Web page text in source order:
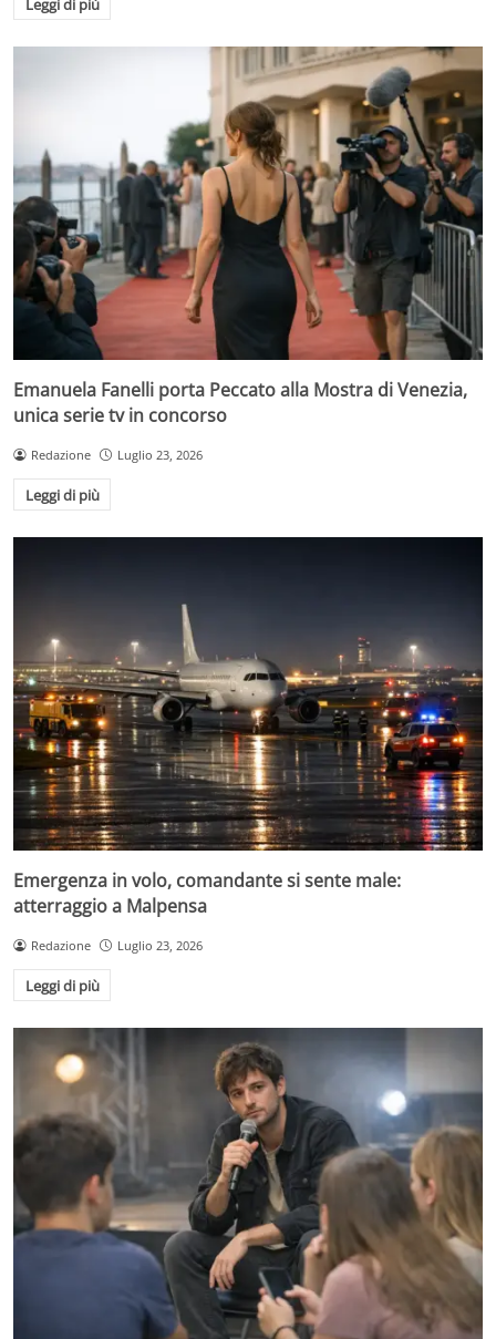
Emanuela Fanelli porta Peccato alla Mostra di Venezia,
unica serie tv in concorso
Redazione Luglio 23, 2026
Leggi di più
Emergenza in volo, comandante si sente male:
atterraggio a Malpensa
Redazione Luglio 23, 2026
Leggi di più